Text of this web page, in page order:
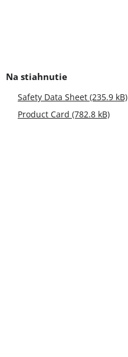
Safety Data Sheet (235.9 kB)
Product Card (782.8 kB)